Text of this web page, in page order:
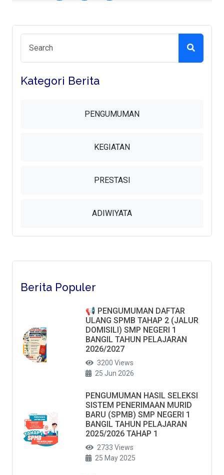
Kategori Berita
PENGUMUMAN
KEGIATAN
PRESTASI
ADIWIYATA
Berita Populer
📢 PENGUMUMAN DAFTAR
ULANG SPMB TAHAP 2 (JALUR
DOMISILI) SMP NEGERI 1
BANGIL TAHUN PELAJARAN
2026/2027
3200 Views
25 Jun 2026
PENGUMUMAN HASIL SELEKSI
SISTEM PENERIMAAN MURID
BARU (SPMB) SMP NEGERI 1
BANGIL TAHUN PELAJARAN
2025/2026 TAHAP 1
2733 Views
25 May 2025